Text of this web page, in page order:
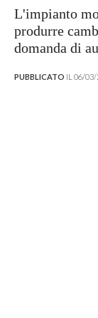
L'impianto
produrre
domanda di
PUBBLICATO IL 06/03/